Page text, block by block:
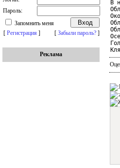
Пароль:
Запомнить меня
[ Регистрация ] [ Забыли пароль? ]
Реклама
В